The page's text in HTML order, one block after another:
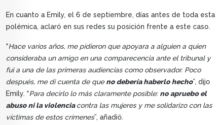
En cuanto a Emily, el 6 de septiembre, días antes de toda esta
polémica, aclaró en sus redes su posición frente a este caso.
“Hace varios años, me pidieron que apoyara a alguien a quien
consideraba un amigo en una comparecencia ante el tribunal y
fui a una de las primeras audiencias como observador. Poco
después, me di cuenta de que no debería haberlo hecho”, dijo
Emily. “Para decirlo lo más claramente posible: no apruebo el
abuso ni la violenciacontra las mujeres y me solidarizo con las
víctimas de estos crímenes”, añadió.